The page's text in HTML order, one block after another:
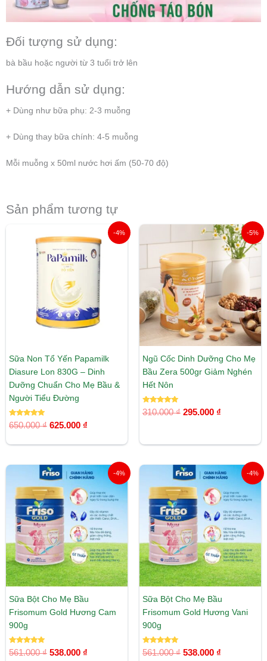
Đối tượng sử dụng:
bà bầu hoặc người từ 3 tuổi trở lên
Hướng dẫn sử dụng:
+ Dùng như bữa phụ: 2-3 muỗng
+ Dùng thay bữa chính: 4-5 muỗng
Mỗi muỗng x 50ml nước hơi ấm (50-70 độ)
Sản phẩm tương tự
-4%
Sữa Non Tổ Yến Papamilk
Diasure Lon 830G – Dinh
Dưỡng Chuẩn Cho Mẹ Bầu &
Người Tiểu Đường
Được xếp
hạng
650.000₫
gốc
là:
650.000 ₫.
625.000 ₫
hiện
tại
là:
625.000 ₫.
-5%
Ngũ Cốc Dinh Dưỡng Cho Mẹ
Bầu Zera 500gr Giảm Nghén
Hết Nôn
Được xếp
hạng
310.000₫
gốc
là:
310.000 ₫.
295.000 ₫
Giá
hiện
tại
là:
295.000 ₫.
-4%
Sữa Bột Cho Mẹ Bầu
Frisomum Gold Hương Cam
900g
Được xếp
hạng
561.000₫
Giá
gốc
là:
561.000 ₫.
538.000 ₫
Giá
hiện
tại
là:
538.000 ₫.
-4%
Sữa Bột Cho Mẹ Bầu
Frisomum Gold Hương Vani
900g
Được xếp
hạng
561.000₫
Giá
gốc
là:
561.000 ₫.
538.000 ₫
Giá
hiện
tại
là:
538.000 ₫.